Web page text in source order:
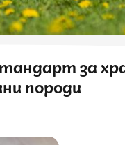
за
породи